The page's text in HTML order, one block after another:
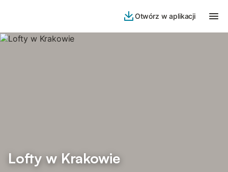
Otwórz w aplikacji
Lofty w Krakowie